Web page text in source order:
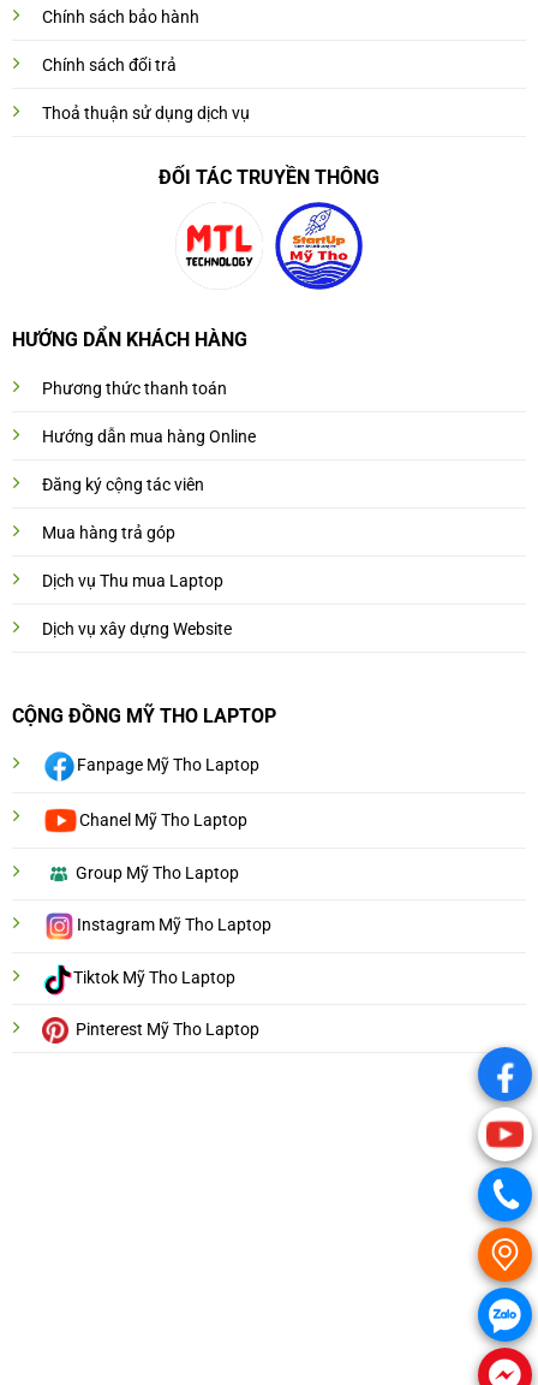
Chính sách bảo hành
Chính sách đổi trả
Thoả thuận sử dụng dịch vụ
ĐỐI TÁC TRUYỀN THÔNG
HƯỚNG DẨN KHÁCH HÀNG
Phương thức thanh toán
Hướng dẫn mua hàng Online
Đăng ký cộng tác viên
Mua hàng trả góp
Dịch vụ Thu mua Laptop
Dịch vụ xây dựng Website
CỘNG ĐỒNG MỸ THO LAPTOP
Fanpage Mỹ Tho Laptop
Chanel Mỹ Tho Laptop
Group Mỹ Tho Laptop
Instagram Mỹ Tho Laptop
Tiktok Mỹ Tho Laptop
Pinterest Mỹ Tho Laptop
.
.
.
.
.
.